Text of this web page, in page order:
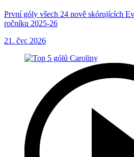
První góly všech 24 nově skórujících
ročníku 2025-26
21. čvc 2026